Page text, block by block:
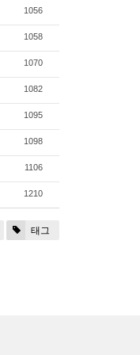
1056
1058
1070
1082
1095
1098
1106
1210
태그